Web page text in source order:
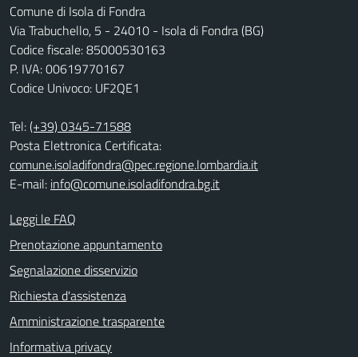
Comune di Isola di Fondra
Via Trabuchello, 5 - 24010 - Isola di Fondra (BG)
Codice fiscale: 85000530163
P. IVA: 00619770167
Codice Univoco: UF2QE1
Tel:(+39) 0345-71588
Posta Elettronica Certificata:
comune.isoladifondra@pec.regione.lombardia.it
E-mail: info@comune.isoladifondra.bg.it
Leggi le FAQ
Prenotazione appuntamento
Segnalazione disservizio
Richiesta d'assistenza
Amministrazione trasparente
Informativa privacy